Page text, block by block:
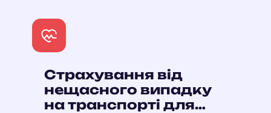
Страхування від
нещасного випадку
на транспорті для